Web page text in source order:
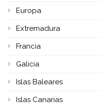
Europa
Extremadura
Francia
Galicia
Islas Baleares
Islas Canarias